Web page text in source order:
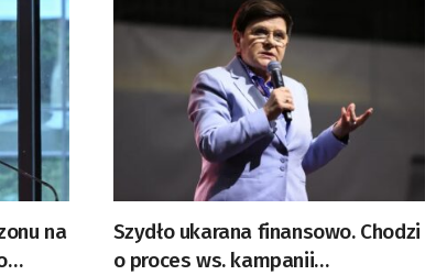
na
Szydło ukarana finansowo. Chodzi
o proces ws. kampanii